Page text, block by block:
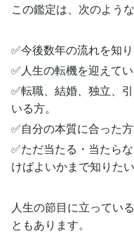
この鑑定は、次のよう
✅今後数年の流れを知り
✅人生の転機を迎えてい
✅転職、結婚、独立、
いる方。
✅自分の本質に合った
✅ただ当たる・当たら
けばよいかまで知りたい
人生の節目に立ってい
ともあります。